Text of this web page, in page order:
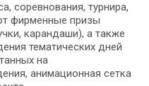
соревнования, турнира,
фирменные призы
карандаши), а также
тематических дней
на
анимационная сетка